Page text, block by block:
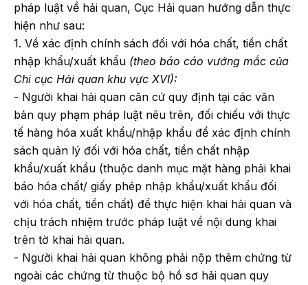
pháp luật về hải quan, Cục Hải quan hướng dẫn thực
hiện như sau:
1. Về xác định chính sách đối với hóa chất, tiền chất
nhập khẩu/xuất khẩu (theo báo cáo vướng mắc của
Chi сụс Hải quan khu vực XVI):
- Người khai hải quan căn cứ quy định tại các văn
bản quy phạm pháp luật nêu trên, đối chiếu với thực
tế hàng hóa xuất khẩu/nhập khẩu để xác định chính
sách quản lý đối với hóa chất, tiền chất nhập
khẩu/xuất khẩu (thuộc danh mục mặt hàng phải khai
báo hóa chất/ giấy phép nhập khẩu/xuất khẩu đối
với hóa chất, tiền chất) để thực hiện khai hải quan và
chịu trách nhiệm trước pháp luật về nội dung khai
trên tờ khai hải quan.
- Người khai hải quan không phải nộp thêm chứng từ
ngoài các chứng từ thuộc bộ hồ sơ hải quan quy